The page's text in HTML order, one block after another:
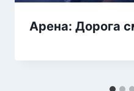
Арена: Дорога